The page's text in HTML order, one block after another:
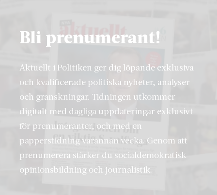
Bli prenumerant!
Aktuellt i Politiken ger dig löpande exklusiva
och kvalificerade politiska nyheter, analyser
och granskningar. Tidningen utkommer
digitalt med dagliga uppdateringar exklusivt
för prenumeranter, och med en
papperstidning varannan vecka. Genom att
prenumerera stärker du socialdemokratisk
opinionsbildning och journalistik.